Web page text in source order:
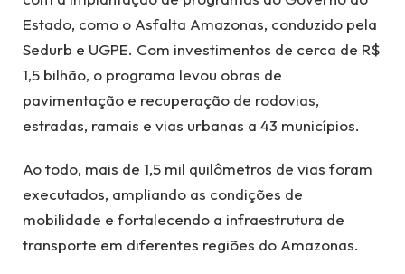
Estado, como o Asfalta Amazonas, conduzido pela
Sedurb e UGPE. Com investimentos de cerca de R$
1,5 bilhão, o programa levou obras de
pavimentação e recuperação de rodovias,
estradas, ramais e vias urbanas a 43 municípios.
Ao todo, mais de 1,5 mil quilômetros de vias foram
executados, ampliando as condições de
mobilidade e fortalecendo a infraestrutura de
transporte em diferentes regiões do Amazonas.